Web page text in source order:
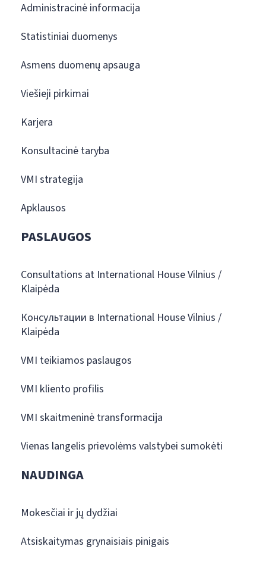
Administracinė informacija
Statistiniai duomenys
Asmens duomenų apsauga
Viešieji pirkimai
Karjera
Konsultacinė taryba
VMI strategija
Apklausos
PASLAUGOS
Consultations at International House Vilnius /
Klaipėda
Консультации в International House Vilnius /
Klaipėda
VMI teikiamos paslaugos
VMI kliento profilis
VMI skaitmeninė transformacija
Vienas langelis prievolėms valstybei sumokėti
NAUDINGA
Mokesčiai ir jų dydžiai
Atsiskaitymas grynaisiais pinigais